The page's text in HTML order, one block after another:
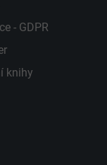
- GDPR
knihy